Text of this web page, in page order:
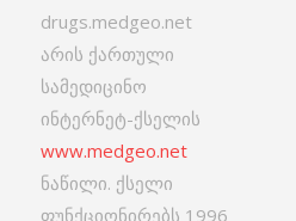
drugs.medgeo.net
არის ქართული
სამედიცინო
ინტერნეტ-ქსელის
www.medgeo.net
ნაწილი. ქსელი
ფუნქციონირებს 1996